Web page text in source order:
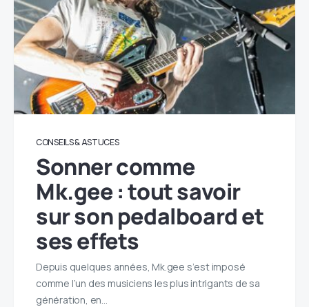
CONSEILS & ASTUCES
Sonner comme
Mk.gee : tout savoir
sur son pedalboard et
ses effets
Depuis quelques années, Mk.gee s’est imposé
comme l’un des musiciens les plus intrigants de sa
génération, en…